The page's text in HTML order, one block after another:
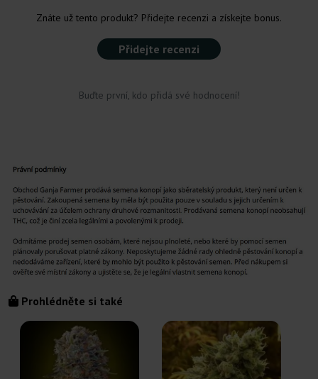
Znáte už tento produkt? Přidejte recenzi a získejte bonus.
Přidejte recenzi
Buďte první, kdo přidá své hodnocení!
Prohlédněte si také